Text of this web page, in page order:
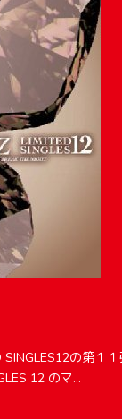
の第１
12 のマ...